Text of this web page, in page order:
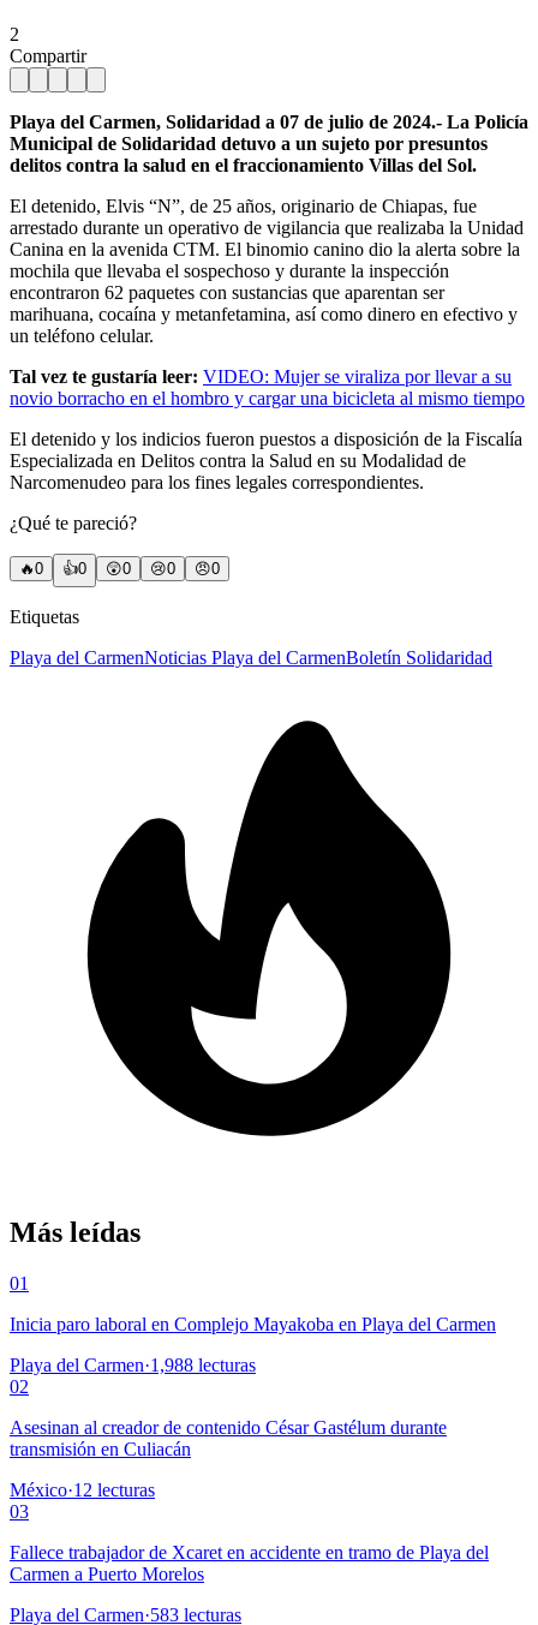
2
Compartir
Playa del Carmen, Solidaridad a 07 de julio de 2024.- La Policía
Municipal de Solidaridad detuvo a un sujeto por presuntos
delitos contra la salud en el fraccionamiento Villas del Sol.
El detenido, Elvis “N”, de 25 años, originario de Chiapas, fue
arrestado durante un operativo de vigilancia que realizaba la Unidad
Canina en la avenida CTM. El binomio canino dio la alerta sobre la
mochila que llevaba el sospechoso y durante la inspección
encontraron 62 paquetes con sustancias que aparentan ser
marihuana, cocaína y metanfetamina, así como dinero en efectivo y
un teléfono celular.
Tal vez te gustaría leer: VIDEO: Mujer se viraliza por llevar a su
novio borracho en el hombro y cargar una bicicleta al mismo tiempo
El detenido y los indicios fueron puestos a disposición de la Fiscalía
Especializada en Delitos contra la Salud en su Modalidad de
Narcomenudeo para los fines legales correspondientes.
¿Qué te pareció?
🔥0 👍0 😲0 😢0 😠0
Etiquetas
Playa del CarmenNoticias Playa del CarmenBoletín Solidaridad
Más leídas
01
Inicia paro laboral en Complejo Mayakoba en Playa del Carmen
Playa del Carmen·1,988 lecturas
02
Asesinan al creador de contenido César Gastélum durante
transmisión en Culiacán
México·12 lecturas
03
Fallece trabajador de Xcaret en accidente en tramo de Playa del
Carmen a Puerto Morelos
Playa del Carmen·583 lecturas